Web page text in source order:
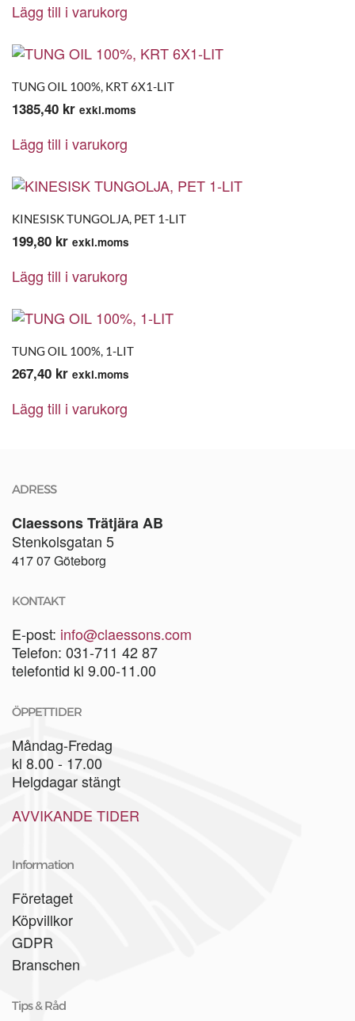
Lägg till i varukorg
TUNG OIL 100%, KRT 6X1-LIT
1385,40 kr exkl.moms
Lägg till i varukorg
KINESISK TUNGOLJA, PET 1-LIT
199,80 kr exkl.moms
Lägg till i varukorg
TUNG OIL 100%, 1-LIT
267,40 kr exkl.moms
Lägg till i varukorg
ADRESS
Claessons Trätjära AB
Stenkolsgatan 5
417 07 Göteborg
KONTAKT
E-post: info@claessons.com
Telefon: 031-711 42 87
telefontid kl 9.00-11.00
ÖPPETTIDER
Måndag-Fredag
kl 8.00 - 17.00
Helgdagar stängt
AVVIKANDE TIDER
Information
Företaget
Köpvillkor
GDPR
Branschen
Tips & Råd